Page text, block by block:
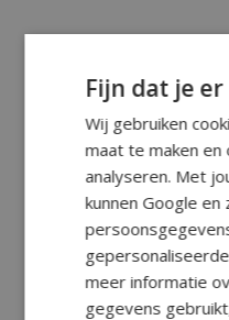
Fijn dat je
Wij gebruiken
maat te maken
analyseren. Met
kunnen Google
meer informatie
gegevens